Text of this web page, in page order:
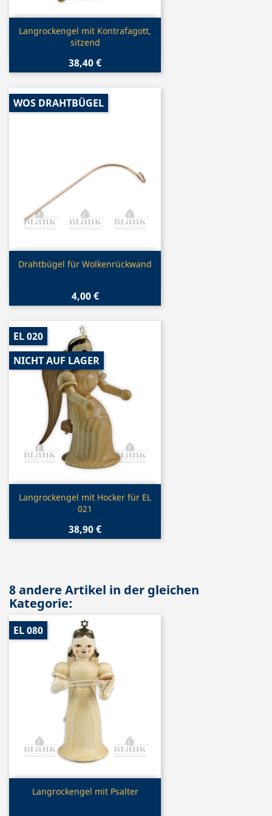
Vorschau
Langrockengel mit Kontrafagott,
sitzend
38,40 €
Vorschau
Drahtbügel für Wolkenrückwand
4,00 €
WOS DRAHTBÜGEL
Vorschau
Langrockengel mit Hocker für EL
021
38,90 €
EL 020
NICHT AUF LAGER
8 andere Artikel in der gleichen
Kategorie:
Vorschau
Langrockengel mit Psalter
EL 080